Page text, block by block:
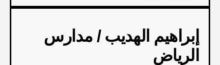
إبراهيم الهديب / مدارس
الرياض